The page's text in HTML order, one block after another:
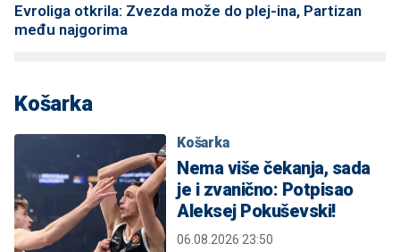
Evroliga otkrila: Zvezda može do plej-ina, Partizan
među najgorima
Košarka
Košarka
Nema više čekanja, sada
je i zvanično: Potpisao
Aleksej Pokuševski!
06.08.2026 23:50